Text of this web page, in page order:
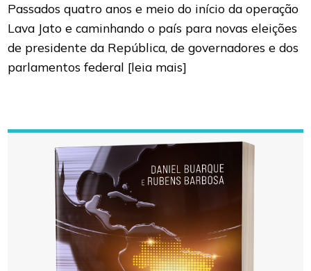
Passados quatro anos e meio do início da operação
Lava Jato e caminhando o país para novas eleições
de presidente da República, de governadores e dos
parlamentos federal [leia mais]